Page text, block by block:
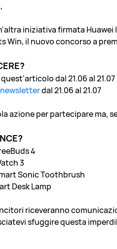
iniziativa firmata Huawei
Win, il nuovo concorso a
dal 21.06 al 21.07
newsletterdal 21.06 al 21.07
azione per partecipare ma,
4
3
Sonic Toothbrush
Desk Lamp
riceveranno
sfuggire questa